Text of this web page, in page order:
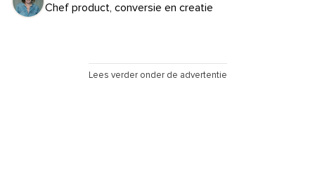
Chef product, conversie en creatie
Lees verder onder de advertentie